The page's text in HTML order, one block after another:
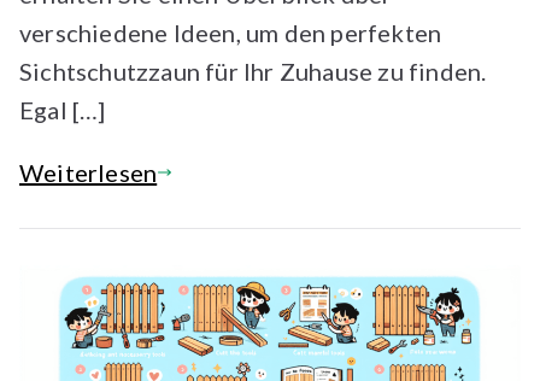
verschiedene Ideen, um den perfekten
Sichtschutzzaun für Ihr Zuhause zu finden.
Egal […]
Weiterlesen